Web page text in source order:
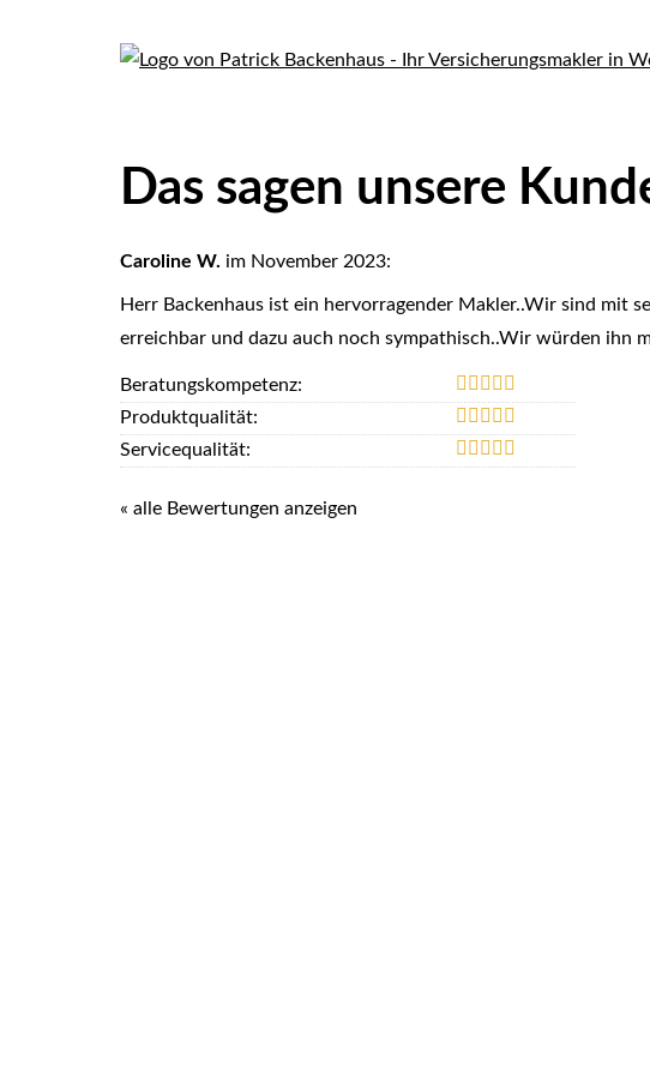
Das sagen unsere
Caroline W. im November 2023:
Herr Backenhaus ist ein hervorragender Makler..Wir sind mit
erreichbar und dazu auch noch sympathisch..Wir würden ihn
Beratungskompetenz:
Produktqualität:
Servicequalität:
« alle Bewertungen anzeigen